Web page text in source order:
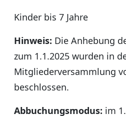
Kinder bis 7 Jahre
Hinweis: Die Anhebung
zum 1.1.2025 wurden in
Mitgliederversammlung
beschlossen.
Abbuchungsmodus: im